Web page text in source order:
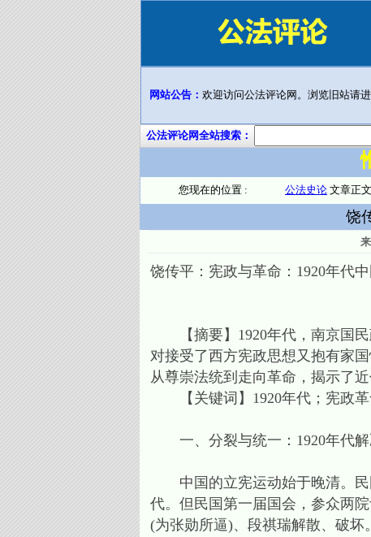
网站公告： 欢迎访问公法评论网。浏览旧站请进
公法评论网全站搜索：
您现在的位置 : 公法史论 文章正文
饶
饶传平：宪政与革命：1920年代
【摘要】1920年代，南京国民
对接受了西方宪政思想又抱有家
从尊崇法统到走向革命，揭示了
【关键词】1920年代；宪政革
一、分裂与统一：1920年代解
中国的立宪运动始于晚清。民
代。但民国第一届国会，参众两
(为张勋所逼)、段祺瑞解散、破坏